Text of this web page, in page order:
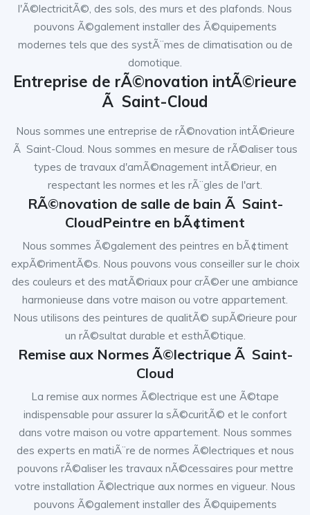
l'Ã©lectricitÃ©, des sols, des murs et des plafonds. Nous
pouvons Ã©galement installer des Ã©quipements
modernes tels que des systÃ¨mes de climatisation ou de
domotique.
Entreprise de rÃ©novation intÃ©rieure
Ã Saint-Cloud
Nous sommes une entreprise de rÃ©novation intÃ©rieure
Ã Saint-Cloud. Nous sommes en mesure de rÃ©aliser tous
types de travaux d'amÃ©nagement intÃ©rieur, en
respectant les normes et les rÃ¨gles de l'art.
RÃ©novation de salle de bain Ã Saint-
CloudPeintre en bÃ¢timent
Nous sommes Ã©galement des peintres en bÃ¢timent
expÃ©rimentÃ©s. Nous pouvons vous conseiller sur le choix
des couleurs et des matÃ©riaux pour crÃ©er une ambiance
harmonieuse dans votre maison ou votre appartement.
Nous utilisons des peintures de qualitÃ© supÃ©rieure pour
un rÃ©sultat durable et esthÃ©tique.
Remise aux Normes Ã©lectrique Ã Saint-
Cloud
La remise aux normes Ã©lectrique est une Ã©tape
indispensable pour assurer la sÃ©curitÃ© et le confort
dans votre maison ou votre appartement. Nous sommes
des experts en matiÃ¨re de normes Ã©lectriques et nous
pouvons rÃ©aliser les travaux nÃ©cessaires pour mettre
votre installation Ã©lectrique aux normes en vigueur. Nous
pouvons Ã©galement installer des Ã©quipements